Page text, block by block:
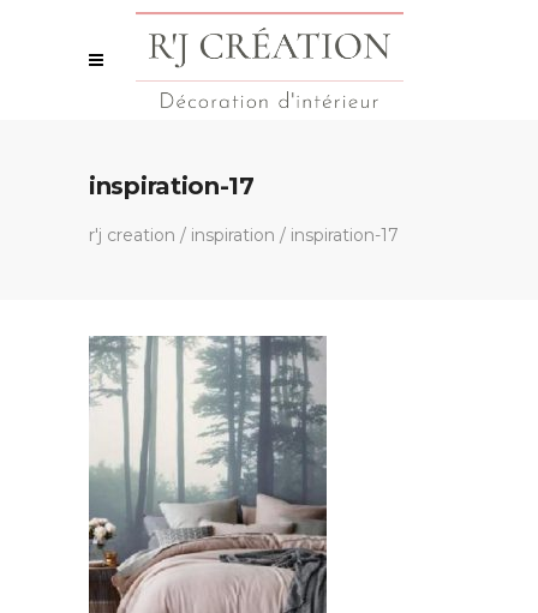
inspiration-17
r'j creation / inspiration / inspiration-17